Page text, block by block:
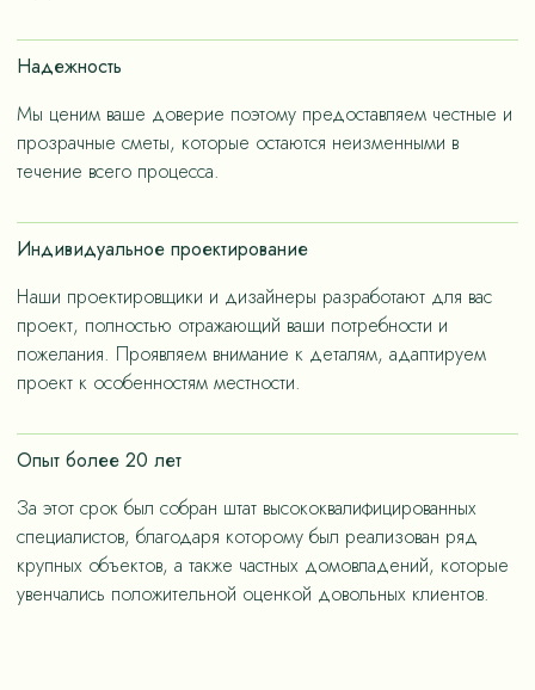
счет дизайнерских решений, ориентированных на
«медленную моду».
Надежность
Мы ценим ваше доверие поэтому предоставляем честные и
прозрачные сметы, которые остаются неизменными в
течение всего процесса.
Индивидуальное проектирование
Наши проектировщики и дизайнеры разработают для вас
проект, полностью отражающий ваши потребности и
пожелания. Проявляем внимание к деталям, адаптируем
проект к особенностям местности.
Опыт более 20 лет
За этот срок был собран штат высококвалифицированных
специалистов, благодаря которому был реализован ряд
крупных объектов, а также частных домовладений, которые
увенчались положительной оценкой довольных клиентов.